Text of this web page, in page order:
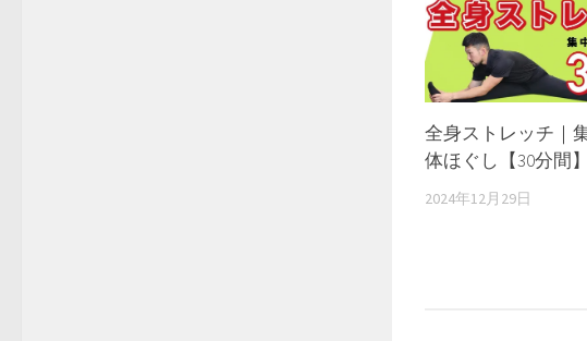
全身ストレッチ｜
体ほぐし【30分間】
2024年12月29日